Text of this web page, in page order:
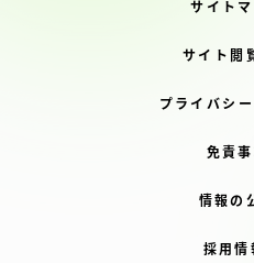
サイト
サイト閲
プライバシ
免責
情報の
採用情